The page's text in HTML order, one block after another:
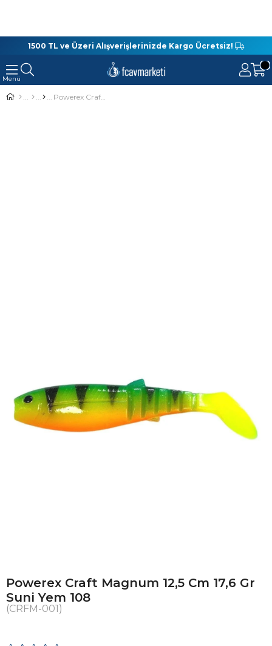
1500 TL ve Üzeri Alışverişlerinizde Kargo Ücretsiz!
Powerex Craft Magnum 12,5 Cm 17,6 Gr Suni Yem 108
Powerex Craft Magnum 12,5 Cm 17,6 Gr
Suni Yem 108
(CRFM-001)